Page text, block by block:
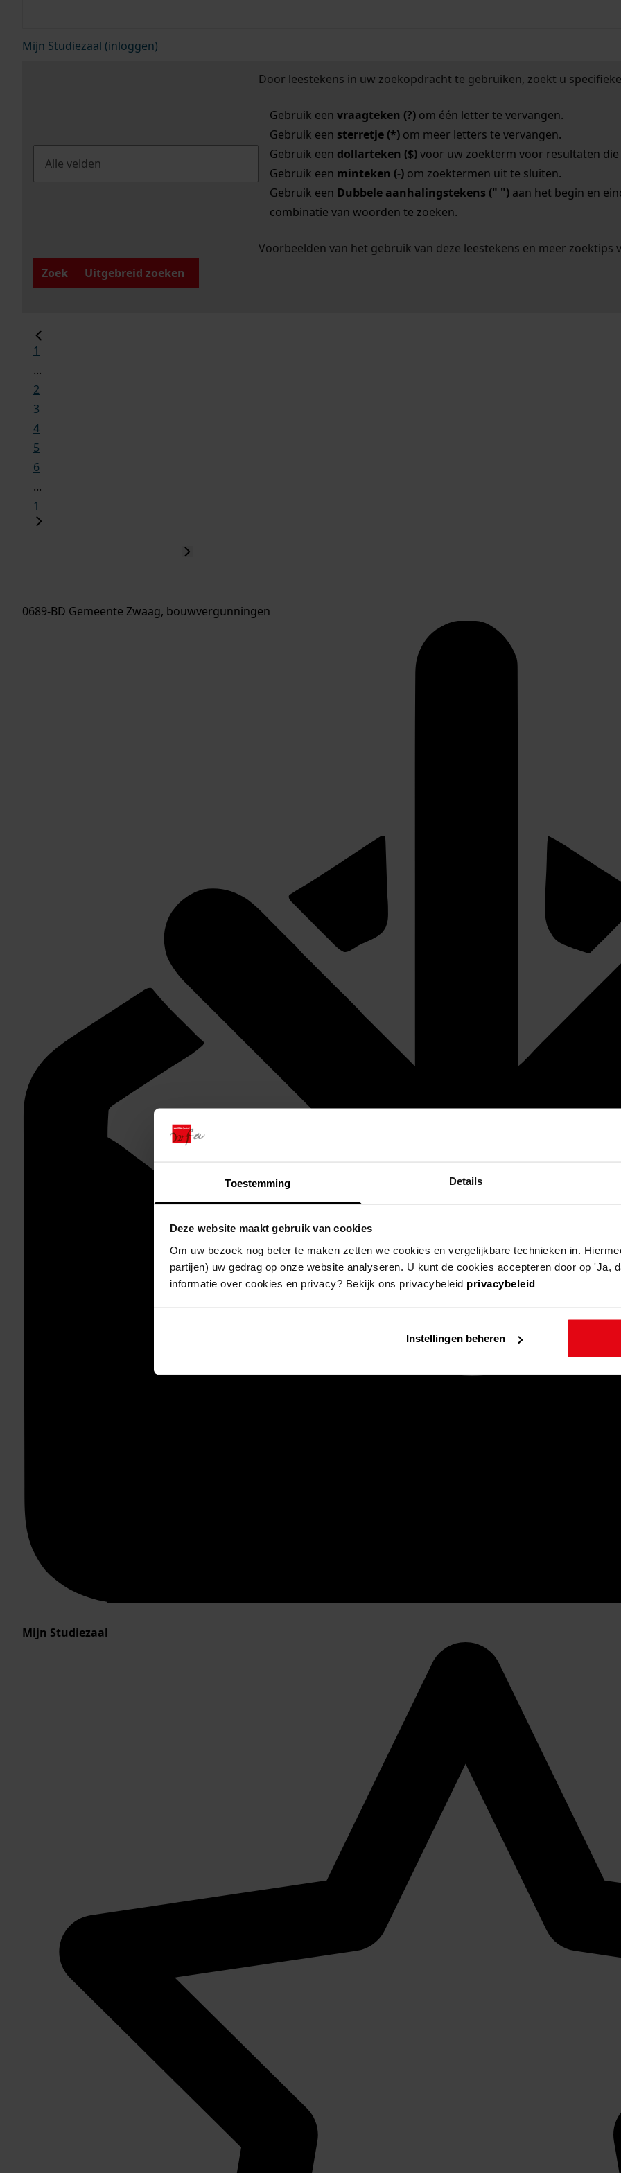
Toestemming Details
Deze website maakt gebruik van cookies
Om uw bezoek nog beter te maken zetten we cookies en vergelijkbare technieken in.
partijen) uw gedrag op onze website analyseren. U kunt de cookies accepteren door op 'Ja,
informatie over cookies en privacy? Bekijk ons privacybeleid privacybeleid
Instellingen beheren
Mijn Studiezaal (inloggen)
Door leestekens in uw zoekopdracht te gebruiken, zoekt u
Gebruik een vraagteken (?)om één letter te vervangen.
Gebruik een sterretje (*)om meer letters te vervangen.
Gebruik een dollarteken ($)voor uw zoekterm voor resultaten die
Gebruik een minteken (-)om zoektermen uit te sluiten.
Gebruik een Dubbele aanhalingstekens (" ")aan het begin en
combinatie van woorden te zoeken.
Voorbeelden van het gebruik van deze leestekens en meer zoektips
Zoek
Uitgebreid zoeken
1
...
2
3
4
5
6
...
1
0689-BD Gemeente Zwaag, bouwvergunningen
Mijn Studiezaal